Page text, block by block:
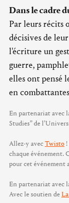
Dans le cadre
Par leurs récits
décisives de
l'écriture un
guerre,
elles ont pensé
en
En partenariat avec
Studies” de
Allez-y avecTwisto
chaque événement.
pour cet événement
En partenariat avec
Avec le soutien de